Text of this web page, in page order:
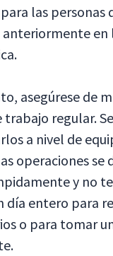
las personas
en
asegúrese de
trabajo regular.
a nivel de
operaciones se
y no
día entero para
o para tomar